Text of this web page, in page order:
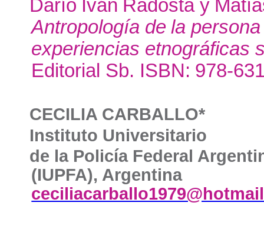
Darío Iván Radosta y
Antropología de la persona
experiencias etnográficas
Editorial Sb. ISBN: 978-
CECILIA CARBALLO*
Instituto Universitario
de la Policía Federal
(IUPFA), Argentina